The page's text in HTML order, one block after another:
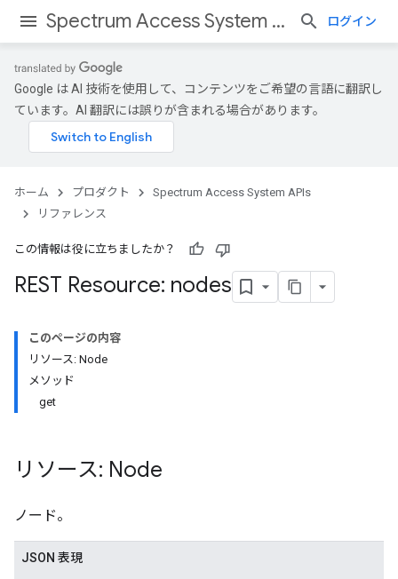
Spectrum Access System APIs ログイン
Google は AI 技術を使用して、コンテンツをご希望の言語に翻訳し
ています。AI 翻訳には誤りが含まれる場合があります。
ホーム プロダクト
Spectrum Access System APIs
リファレンス
この情報は役に立ちましたか？
REST Resource: nodes
このページの内容
リソース: Node
メソッド
get
リソース: Node
ノード。
JSON 表現